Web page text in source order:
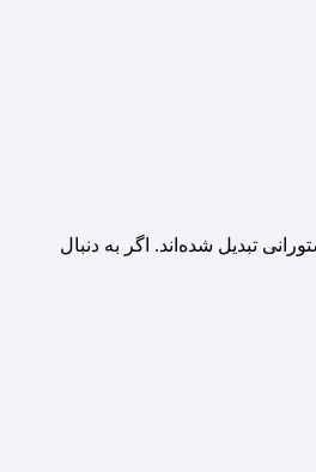
تبدیل شده‌اند. اگر به دنبال